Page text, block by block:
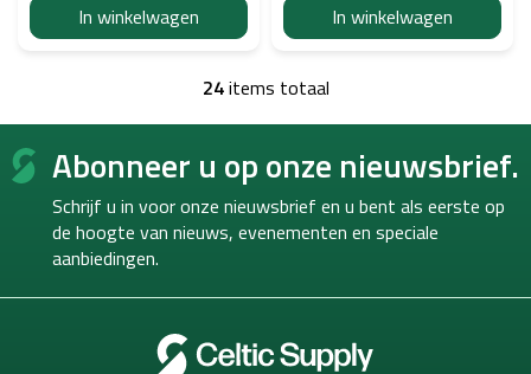
In winkelwagen In winkelwagen
L
i
s
t
b
e
e
i
n
24items totaal
F
Abonneer u op onze nieuwsbrief.
Schrijf u in voor onze nieuwsbrief en u bent als eerste op
de hoogte van nieuws, evenementen en speciale
aanbiedingen.